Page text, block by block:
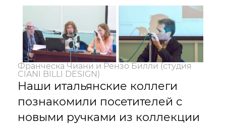
Франческа Чиани и Рензо Билли (студия
CIANI BILLI DESIGN)
Наши итальянские коллеги
познакомили посетителей с
новыми ручками из коллекции